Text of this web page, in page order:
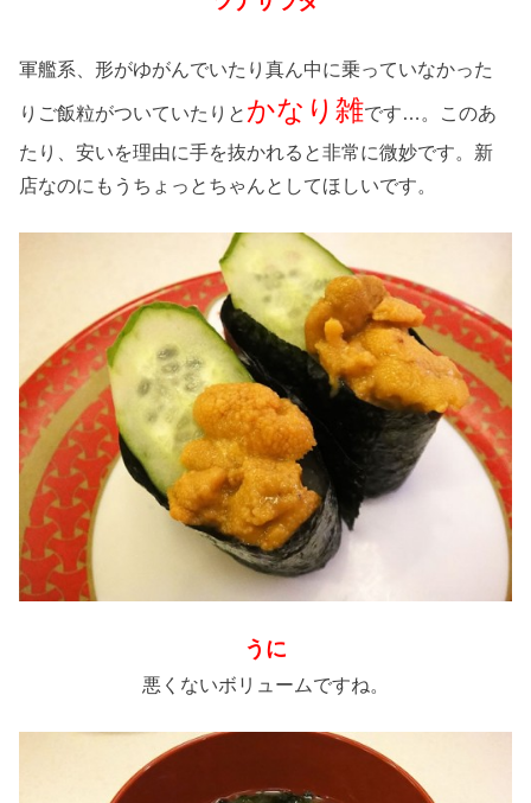
軍艦系、形がゆがんでいたり真ん中に乗っていなかった
りご飯粒がついていたりと かなり雑です…。このあ
たり、安いを理由に手を抜かれると非常に微妙です。新
店なのにもうちょっとちゃんとしてほしいです。
うに
悪くないボリュームですね。